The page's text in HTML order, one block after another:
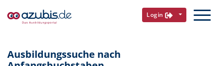
Login
Ausbildungssuche nach